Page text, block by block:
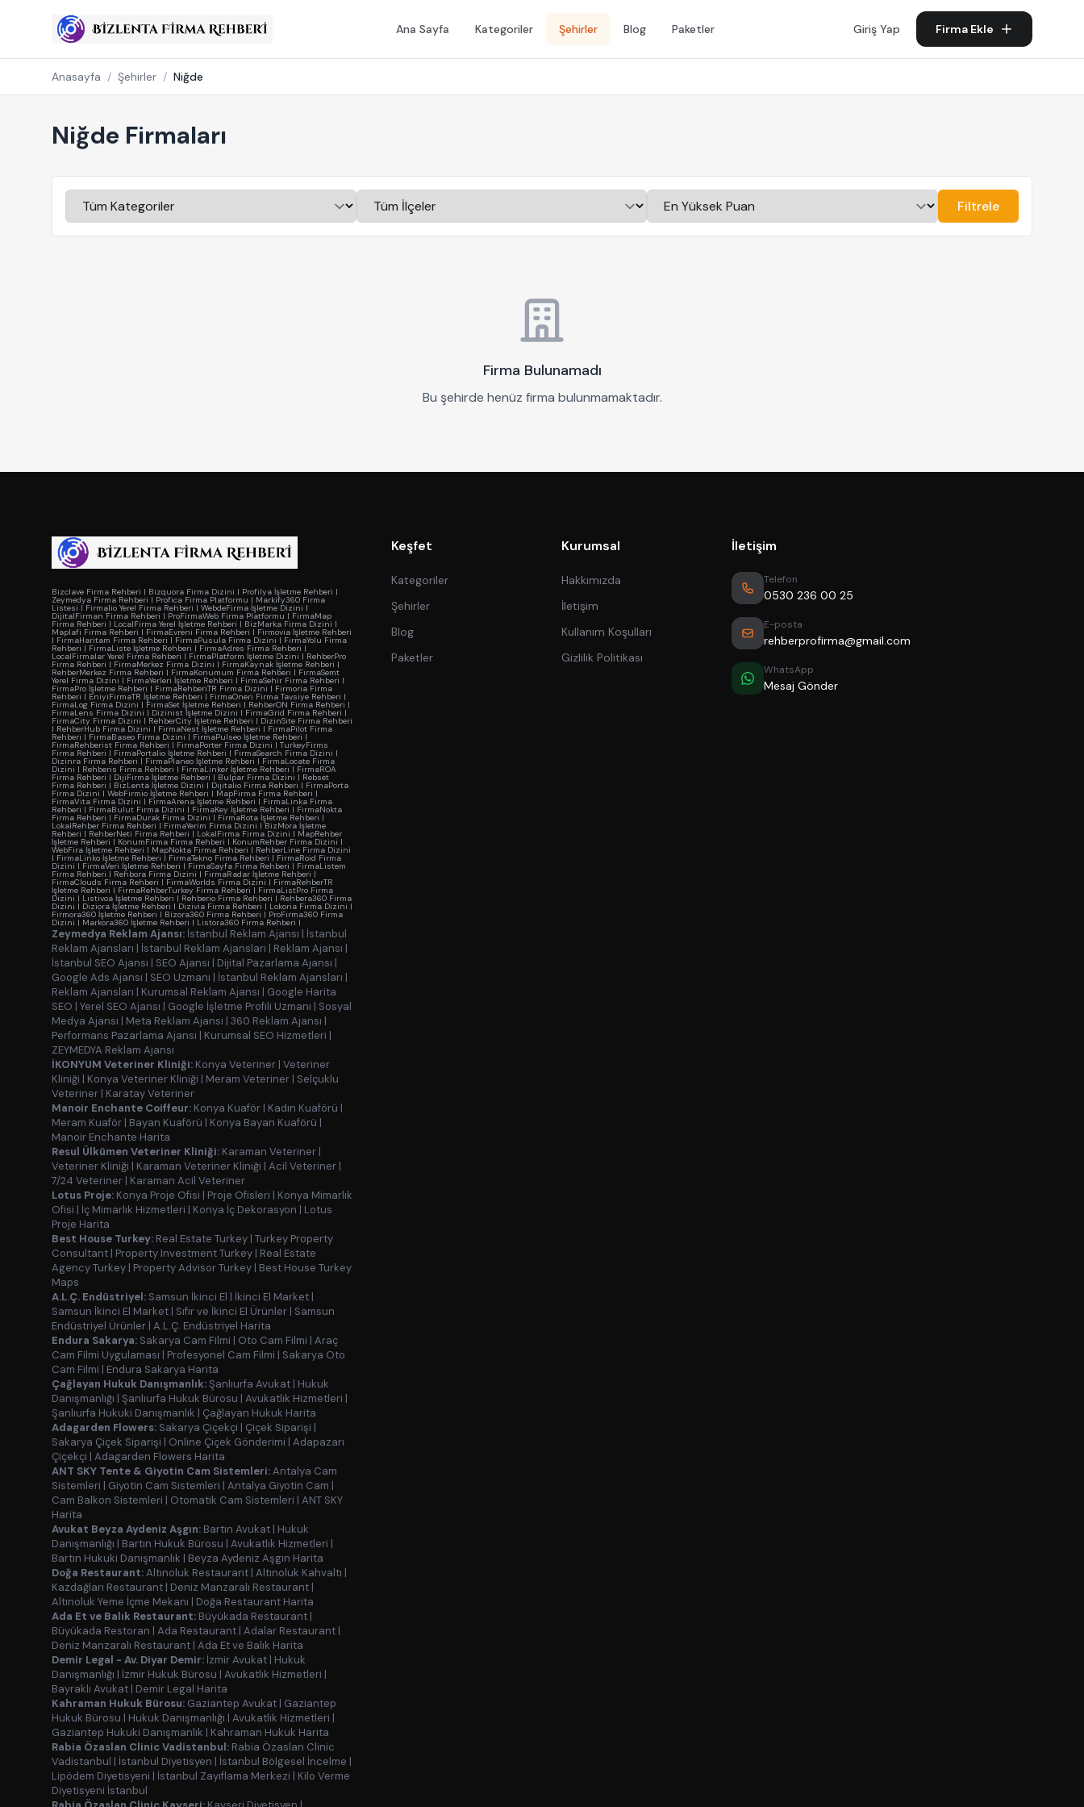
Ana Sayfa Kategoriler Şehirler Blog Paketler Giriş Yap Firma Ekle
Anasayfa / Şehirler / Niğde
Niğde Firmaları
Filtrele
Firma Bulunamadı
Bu şehirde henüz firma bulunmamaktadır.
Bizclave Firma Rehberi | Bizquora Firma Dizini | Profilya İşletme Rehberi |
Zeymedya Firma Rehberi | Profica Firma Platformu | Markify360 Firma
Listesi | Firmalio Yerel Firma Rehberi | WebdeFirma İşletme Dizini |
DijitalFirman Firma Rehberi | ProFirmaWeb Firma Platformu | FirmaMap
Firma Rehberi | LocalFirma Yerel İşletme Rehberi | BizMarka Firma Dizini |
Maplafi Firma Rehberi | FirmaEvreni Firma Rehberi | Firmovia İşletme Rehberi
| FirmaHaritam Firma Rehberi | FirmaPusula Firma Dizini | FirmaYolu Firma
Rehberi | FirmaListe İşletme Rehberi | FirmaAdres Firma Rehberi |
LocalFirmalar Yerel Firma Rehberi | FirmaPlatform İşletme Dizini | RehberPro
Firma Rehberi | FirmaMerkez Firma Dizini | FirmaKaynak İşletme Rehberi |
RehberMerkez Firma Rehberi | FirmaKonumum Firma Rehberi | FirmaSemt
Yerel Firma Dizini | FirmaYerleri İşletme Rehberi | FirmaSehir Firma Rehberi |
FirmaPro İşletme Rehberi | FirmaRehberiTR Firma Dizini | Firmoria Firma
Rehberi | EniyiFirmaTR İşletme Rehberi | FirmaOneri Firma Tavsiye Rehberi |
FirmaLog Firma Dizini | FirmaSet İşletme Rehberi | RehberON Firma Rehberi |
FirmaLens Firma Dizini | Dizinist İşletme Dizini | FirmaGrid Firma Rehberi |
FirmaCity Firma Dizini | RehberCity İşletme Rehberi | DizinSite Firma Rehberi
| RehberHub Firma Dizini | FirmaNest İşletme Rehberi | FirmaPilot Firma
Rehberi | FirmaBaseo Firma Dizini | FirmaPulseo İşletme Rehberi |
FirmaRehberist Firma Rehberi | FirmaPorter Firma Dizini | TurkeyFirms
Firma Rehberi | FirmaPortalio İşletme Rehberi | FirmaSearch Firma Dizini |
Dizinra Firma Rehberi | FirmaPlaneo İşletme Rehberi | FirmaLocate Firma
Dizini | Rehberis Firma Rehberi | FirmaLinker İşletme Rehberi | FirmaROA
Firma Rehberi | DijiFirma İşletme Rehberi | Bulpar Firma Dizini | Rebset
Firma Rehberi | BizLenta İşletme Dizini | Dijitalio Firma Rehberi | FirmaPorta
Firma Dizini | WebFirmio İşletme Rehberi | MapFirma Firma Rehberi |
FirmaVita Firma Dizini | FirmaArena İşletme Rehberi | FirmaLinka Firma
Rehberi | FirmaBulut Firma Dizini | FirmaKey İşletme Rehberi | FirmaNokta
Firma Rehberi | FirmaDurak Firma Dizini | FirmaRota İşletme Rehberi |
LokalRehber Firma Rehberi | FirmaYerim Firma Dizini |BizMora İşletme
Rehberi | RehberNeti Firma Rehberi | LokalFirma Firma Dizini | MapRehber
İşletme Rehberi | KonumFirma Firma Rehberi | KonumRehber Firma Dizini |
WebFira İşletme Rehberi | MapNokta Firma Rehberi | RehberLine Firma Dizini
| FirmaLinko İşletme Rehberi | FirmaTekno Firma Rehberi | FirmaRoid Firma
Dizini | FirmaVeri İşletme Rehberi | FirmaSayfa Firma Rehberi | FirmaListem
Firma Rehberi | Rehbora Firma Dizini | FirmaRadar İşletme Rehberi |
FirmaClouds Firma Rehberi | FirmaWorlds Firma Dizini | FirmaRehberTR
İşletme Rehberi | FirmaRehberTurkey Firma Rehberi | FirmaListPro Firma
Dizini | Listivoa İşletme Rehberi | Rehberio Firma Rehberi | Rehbera360 Firma
Dizini | Diziora İşletme Rehberi | Dizivia Firma Rehberi | Lokoria Firma Dizini |
Firmora360 İşletme Rehberi | Bizora360 Firma Rehberi | ProFirma360 Firma
Dizini | Markora360 İşletme Rehberi | Listora360 Firma Rehberi |
Zeymedya Reklam Ajansı: İstanbul Reklam Ajansı | İstanbul
Reklam Ajansları | İstanbul Reklam Ajansları | Reklam Ajansı |
İstanbul SEO Ajansı | SEO Ajansı | Dijital Pazarlama Ajansı |
Google Ads Ajansı | SEO Uzmanı | İstanbul Reklam Ajansları |
Reklam Ajansları | Kurumsal Reklam Ajansı | Google Harita
SEO | Yerel SEO Ajansı | Google İşletme Profili Uzmanı | Sosyal
Medya Ajansı | Meta Reklam Ajansı | 360 Reklam Ajansı |
Performans Pazarlama Ajansı | Kurumsal SEO Hizmetleri |
ZEYMEDYA Reklam Ajansı
İKONYUM Veteriner Kliniği: Konya Veteriner | Veteriner
Kliniği | Konya Veteriner Kliniği | Meram Veteriner | Selçuklu
Veteriner | Karatay Veteriner
Manoir Enchante Coiffeur: Konya Kuaför | Kadın Kuaförü |
Meram Kuaför | Bayan Kuaförü | Konya Bayan Kuaförü |
Manoir Enchante Harita
Resul Ülkümen Veteriner Kliniği: Karaman Veteriner |
Veteriner Kliniği | Karaman Veteriner Kliniği | Acil Veteriner |
7/24 Veteriner | Karaman Acil Veteriner
Lotus Proje: Konya Proje Ofisi | Proje Ofisleri | Konya Mimarlık
Ofisi | İç Mimarlık Hizmetleri | Konya İç Dekorasyon | Lotus
Proje Harita
Best House Turkey: Real Estate Turkey | Turkey Property
Consultant | Property Investment Turkey | Real Estate
Agency Turkey | Property Advisor Turkey | Best House Turkey
Maps
A.L.Ç. Endüstriyel: Samsun İkinci El | İkinci El Market |
Samsun İkinci El Market | Sıfır ve İkinci El Ürünler | Samsun
Endüstriyel Ürünler | A.L.Ç. Endüstriyel Harita
Endura Sakarya: Sakarya Cam Filmi | Oto Cam Filmi | Araç
Cam Filmi Uygulaması | Profesyonel Cam Filmi | Sakarya Oto
Cam Filmi | Endura Sakarya Harita
Çağlayan Hukuk Danışmanlık:Şanlıurfa Avukat | Hukuk
Danışmanlığı | Şanlıurfa Hukuk Bürosu | Avukatlık Hizmetleri |
Şanlıurfa Hukuki Danışmanlık | Çağlayan Hukuk Harita
Adagarden Flowers: Sakarya Çiçekçi | Çiçek Siparişi |
Sakarya Çiçek Siparişi | Online Çiçek Gönderimi | Adapazarı
Çiçekçi | Adagarden Flowers Harita
ANT SKY Tente & Giyotin Cam Sistemleri:Antalya Cam
Sistemleri | Giyotin Cam Sistemleri | Antalya Giyotin Cam |
Cam Balkon Sistemleri | Otomatik Cam Sistemleri | ANT SKY
Harita
Avukat Beyza Aydeniz Aşgın: Bartın Avukat | Hukuk
Danışmanlığı | Bartın Hukuk Bürosu | Avukatlık Hizmetleri |
Bartın Hukuki Danışmanlık | Beyza Aydeniz Aşgın Harita
Doğa Restaurant:Altınoluk Restaurant | Altınoluk Kahvaltı |
Kazdağları Restaurant | Deniz Manzaralı Restaurant |
Altınoluk Yeme İçme Mekanı | Doğa Restaurant Harita
Ada Et ve Balık Restaurant: Büyükada Restaurant |
Büyükada Restoran | Ada Restaurant | Adalar Restaurant |
Deniz Manzaralı Restaurant | Ada Et ve Balık Harita
Demir Legal - Av. Diyar Demir: İzmir Avukat | Hukuk
Danışmanlığı | İzmir Hukuk Bürosu | Avukatlık Hizmetleri |
Bayraklı Avukat | Demir Legal Harita
Kahraman Hukuk Bürosu: Gaziantep Avukat | Gaziantep
Hukuk Bürosu | Hukuk Danışmanlığı | Avukatlık Hizmetleri |
Gaziantep Hukuki Danışmanlık | Kahraman Hukuk Harita
Rabia Özaslan Clinic Vadistanbul: Rabia Özaslan Clinic
Vadistanbul | İstanbul Diyetisyen | İstanbul Bölgesel İncelme |
Lipödem Diyetisyeni | İstanbul Zayıflama Merkezi | Kilo Verme
Diyetisyeni İstanbul
Keşfet
Kategoriler
Şehirler
Blog
Paketler
Kurumsal
Hakkımızda
İletişim
Kullanım Koşulları
Gizlilik Politikası
İletişim
Telefon
0530 236 00 25
E-posta
rehberprofirma@gmail.com
WhatsApp
Mesaj Gönder